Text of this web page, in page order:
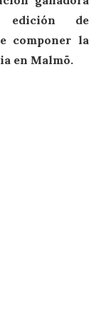
de
componer la
en Malmö.